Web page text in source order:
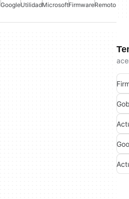
GoogleUtilidadMicrosoftFirmwareRemoto